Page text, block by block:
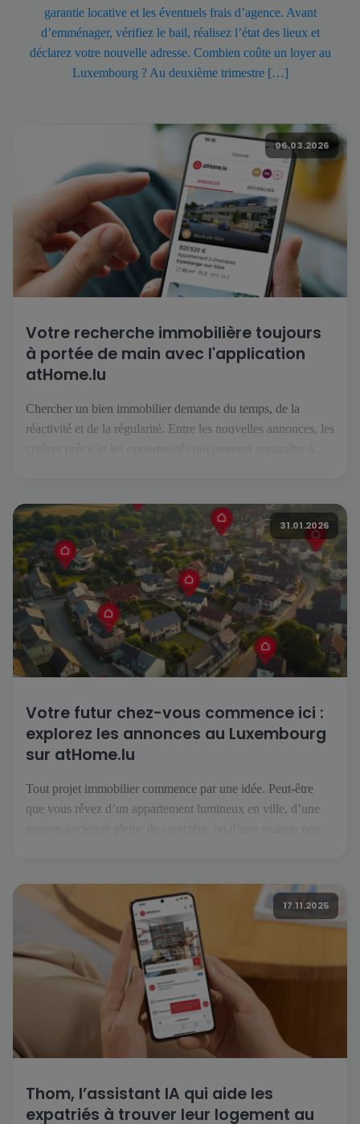
garantie locative et les éventuels frais d’agence. Avant
d’emménager, vérifiez le bail, réalisez l’état des lieux et
déclarez votre nouvelle adresse. Combien coûte un loyer au
Luxembourg ? Au deuxième trimestre […]
06.03.2026
Votre recherche immobilière toujours
à portée de main avec l'application
atHome.lu
Chercher un bien immobilier demande du temps, de la
réactivité et de la régularité. Entre les nouvelles annonces, les
l’application atHome.lu. Une recherche simplifiée au
quotidien […]
31.01.2026
Votre futur chez-vous commence ici :
explorez les annonces au Luxembourg
sur atHome.lu
Tout projet immobilier commence par une idée. Peut-être
que vous rêvez d’un appartement lumineux en ville, d’une
mode de vie. C’est là […]
17.11.2025
Thom, l’assistant IA qui aide les
expatriés à trouver leur logement au